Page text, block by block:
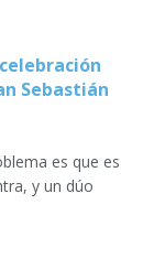
Sebastián
es que es
y un dúo